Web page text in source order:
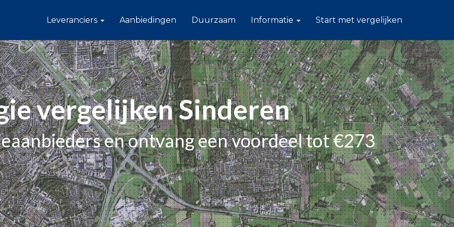
Leveranciers Aanbiedingen Duurzaam Informatie Start met vergelijken
vergelijken Sinderen
en ontvang een voordeel tot €273